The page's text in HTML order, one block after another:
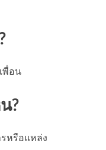
พื่อน
?
หรือแหล่ง